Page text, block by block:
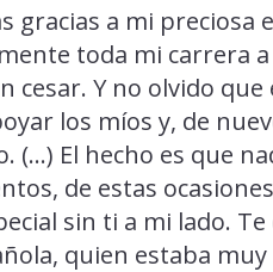
gracias a mi preciosa
toda mi carrera
cesar. Y no olvido
los míos y, de
(...) El hecho es que
de estas
sin ti a mi lado.
quien estaba